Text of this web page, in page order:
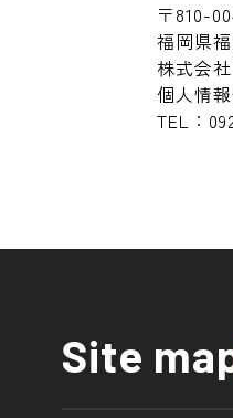
〒810-
福岡県
株式会
個人情
TEL：
Site